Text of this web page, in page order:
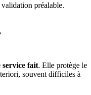
préalable.
service fait. Elle protège le
souvent difficiles à